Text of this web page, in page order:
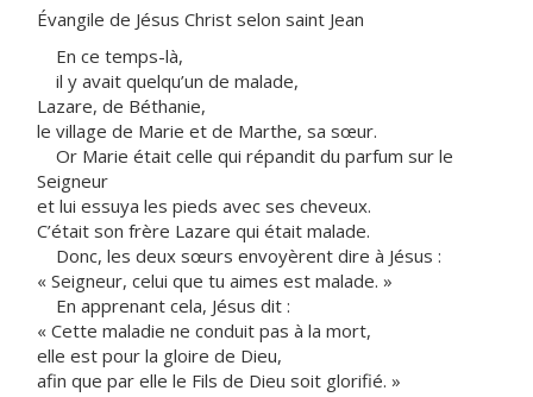
Évangile de Jésus Christ selon saint Jean
En ce temps-là,
il y avait quelqu’un de malade,
Lazare, de Béthanie,
le village de Marie et de Marthe, sa sœur.
Or Marie était celle qui répandit du parfum sur le
Seigneur
et lui essuya les pieds avec ses cheveux.
C’était son frère Lazare qui était malade.
Donc, les deux sœurs envoyèrent dire à Jésus :
« Seigneur, celui que tu aimes est malade. »
En apprenant cela, Jésus dit :
« Cette maladie ne conduit pas à la mort,
elle est pour la gloire de Dieu,
afin que par elle le Fils de Dieu soit glorifié. »